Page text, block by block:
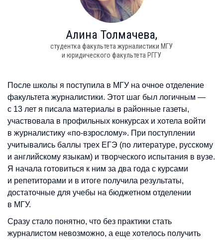
Алина Толмачева,
студентка факультета журналистики МГУ
и юридического факультета РГГУ
После школы я поступила в МГУ на очное отделение
факультета журналистики. Этот шаг был логичным —
с 13 лет я писала материалы в районные газеты,
участвовала в профильных конкурсах и хотела войти
в журналистику «по-взрослому». При поступлении
учитывались баллы трех ЕГЭ (по литературе, русскому
и английскому языкам) и творческого испытания в вузе.
Я начала готовиться к ним за два года с курсами
и репетиторами и в итоге получила результаты,
достаточные для учебы на бюджетном отделении
в МГУ.
Сразу стало понятно, что без практики стать
журналистом невозможно, а еще хотелось получить